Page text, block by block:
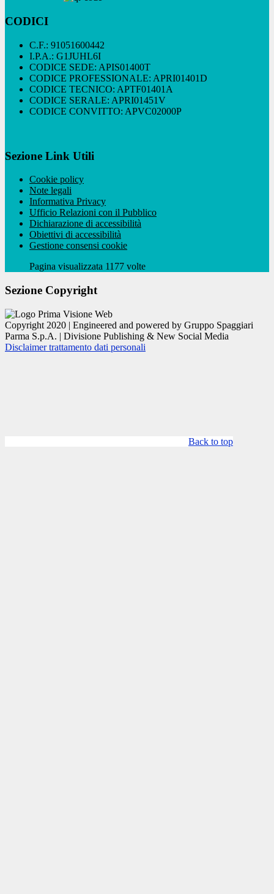
CODICI
C.F.: 91051600442
I.P.A.: G1JUHL6I
CODICE SEDE: APIS01400T
CODICE PROFESSIONALE: APRI01401D
CODICE TECNICO: APTF01401A
CODICE SERALE: APRI01451V
CODICE CONVITTO: APVC02000P
Sezione Link Utili
Cookie policy
Note legali
Informativa Privacy
Ufficio Relazioni con il Pubblico
Dichiarazione di accessibilità
Obiettivi di accessibilità
Gestione consensi cookie
Pagina visualizzata 1177 volte
Sezione Copyright
Copyright 2020 | Engineered and powered by Gruppo Spaggiari
Parma S.p.A. | Divisione Publishing & New Social Media
Disclaimer trattamento dati personali
Back to top